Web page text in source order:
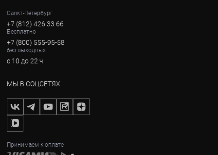
Санкт-Петербург
+7 (812) 426 33 66
Бесплатно
+7 (800) 555-95-58
без выходных
с 10 до 22 ч
МЫ В СОЦСЕТЯХ
Принимаем к оплате